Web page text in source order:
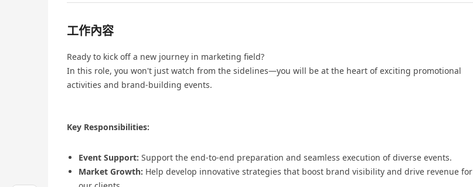
工作內容
Ready to kick off a new journey in marketing field?
In this role, you won't just watch from the sidelines—you will be at the heart of exciting promotional
activities and brand-building events.
Key Responsibilities:
Event Support: Support the end-to-end preparation and seamless execution of diverse events.
Market Growth: Help develop innovative strategies that boost brand visibility and drive revenue for